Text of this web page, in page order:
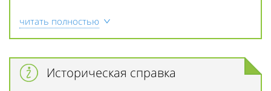
читать полностью
Историческая справка